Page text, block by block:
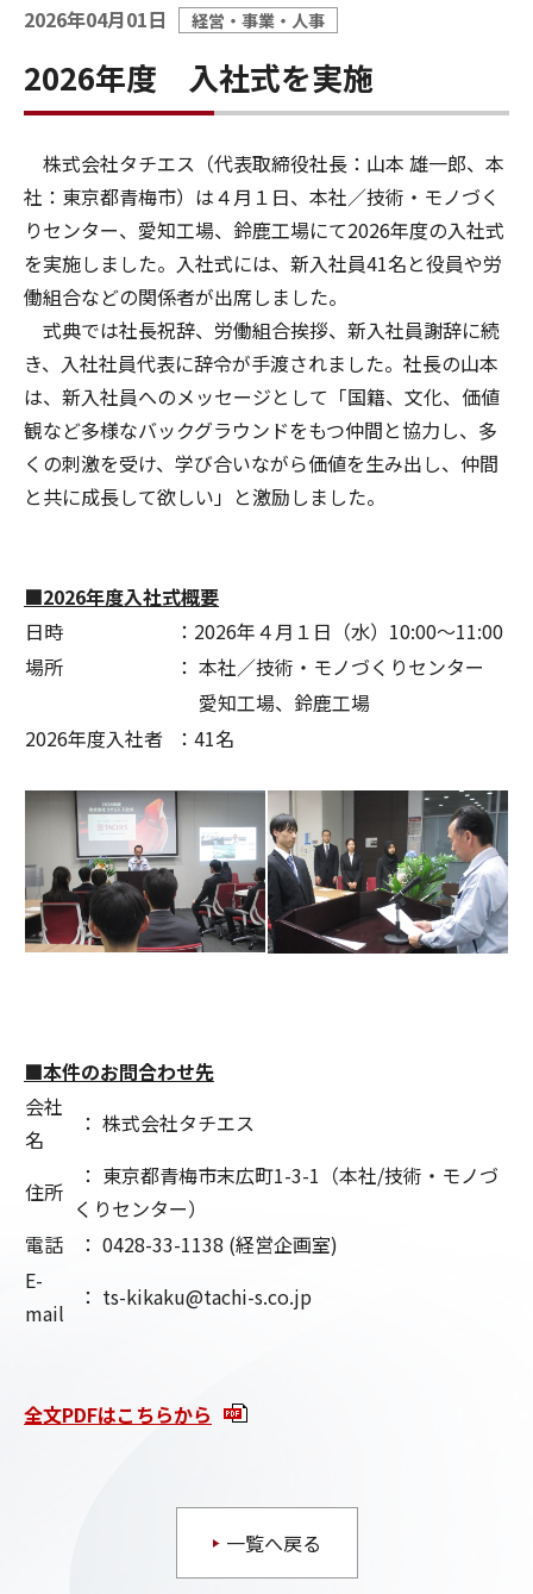
2026年04月01日 経営・事業・人事
2026年度 入社式を実施
株式会社タチエス（代表取締役社長：山本 雄一郎、本
社：東京都青梅市）は４月１日、本社／技術・モノづく
りセンター、愛知工場、鈴鹿工場にて2026年度の入社式
を実施しました。入社式には、新入社員41名と役員や労
働組合などの関係者が出席しました。
式典では社長祝辞、労働組合挨拶、新入社員謝辞に続
き、入社社員代表に辞令が手渡されました。社長の山本
は、新入社員へのメッセージとして「国籍、文化、価値
観など多様なバックグラウンドをもつ仲間と協力し、多
くの刺激を受け、学び合いながら価値を生み出し、仲間
と共に成長して欲しい」と激励しました。
■2026年度入社式概要
日時
：2026年４月１日（水）10:00～11:00
場所
： 本社／技術・モノづくりセンター
愛知工場、鈴鹿工場
2026年度入社者
：41名
■本件のお問合わせ先
会社
名
： 株式会社タチエス
住所
： 東京都青梅市末広町1-3-1（本社/技術・モノづ
くりセンター）
電話
： 0428-33-1138 (経営企画室)
E-
mail
： ts-kikaku@tachi-s.co.jp
全文PDFはこちらから
一覧へ戻る